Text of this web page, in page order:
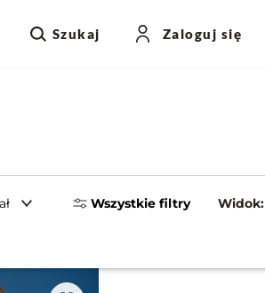
Szukaj Zaloguj się
Wszystkie filtry Widok: